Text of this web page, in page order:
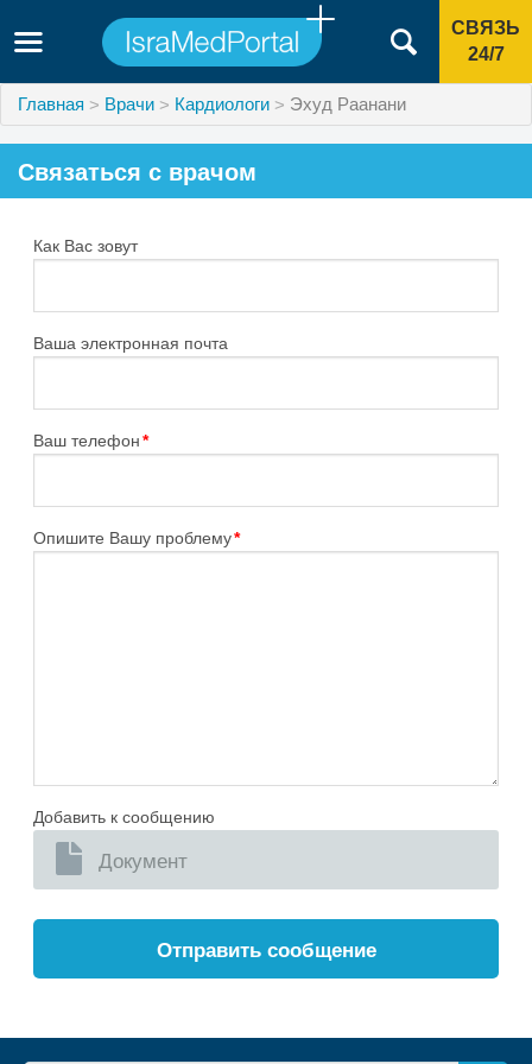
СВЯЗЬ
24/7
Главная Врачи Кардиологи Эхуд Раанани
Связаться с врачом
Как Вас зовут
Ваша электронная почта
Ваш телефон*
Опишите Вашу проблему*
Добавить к сообщению
Документ